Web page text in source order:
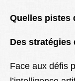
Quelles pistes
Des stratégies
Face aux défis